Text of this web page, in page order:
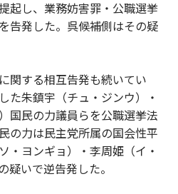
起し、業務妨害罪・公職選挙
告発した。呉候補側はその疑
関する相互告発も続いてい
た朱鎮宇（チュ・ジンウ）・
国民の力議員らを公職選挙法
の力は民主党所属の国会性平
・ヨンギョ）・李周姫（イ・
疑いで逆告発した。